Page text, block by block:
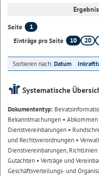
Seite
1
Einträge pro Seite
10 20
Sortieren nach:Datum
Systematische
Dokumententyp:
Bekanntmachungen • Abkommen
Dienstvereinbarungen •
und Rechtsverordnungen •
Dienstvereinbarungen,
Gutachten • Verträge und
Geschäftsverteilungs- und